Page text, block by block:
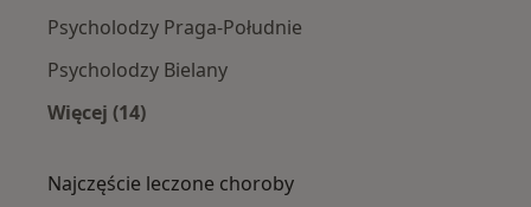
Psycholodzy Praga-Południe
Psycholodzy Bielany
Więcej (14)
Najczęście leczone choroby